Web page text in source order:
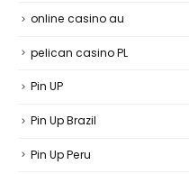
online casino au
pelican casino PL
Pin UP
Pin Up Brazil
Pin Up Peru